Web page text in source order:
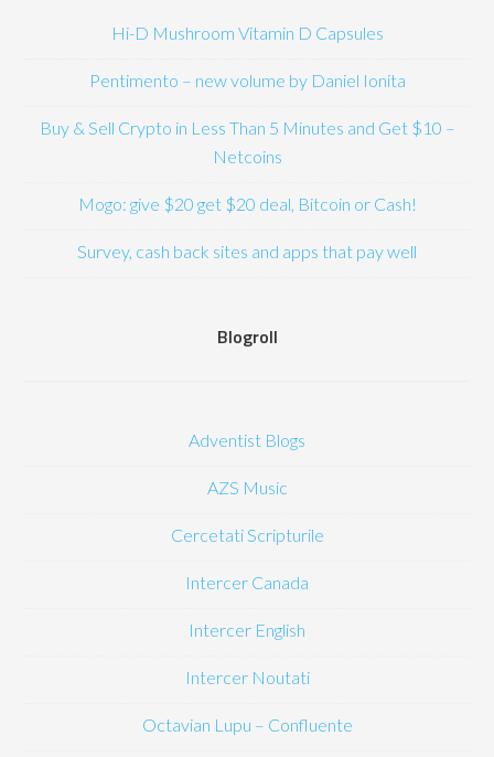
Hi-D Mushroom Vitamin D Capsules
Pentimento – new volume by Daniel Ionita
Buy & Sell Crypto in Less Than 5 Minutes and Get $10 –
Netcoins
Mogo: give $20 get $20 deal, Bitcoin or Cash!
Survey, cash back sites and apps that pay well
Blogroll
Adventist Blogs
AZS Music
Cercetati Scripturile
Intercer Canada
Intercer English
Intercer Noutati
Octavian Lupu – Confluente